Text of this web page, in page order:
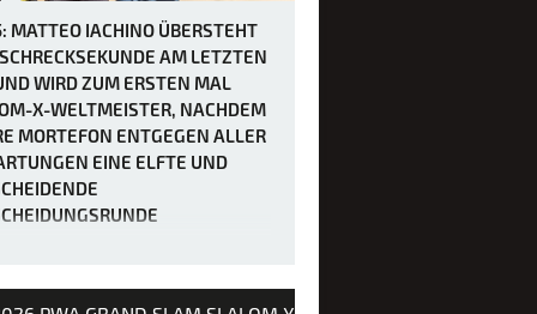
MATTEO IACHINO ÜBERSTEHT
AM LETZTEN
WIRD ZUM ERSTEN MAL
X-WELTMEISTER, NACHDEM
MORTEFON ENTGEGEN ALLER
EINE ELFTE UND
und letzten Tag des Slalom X